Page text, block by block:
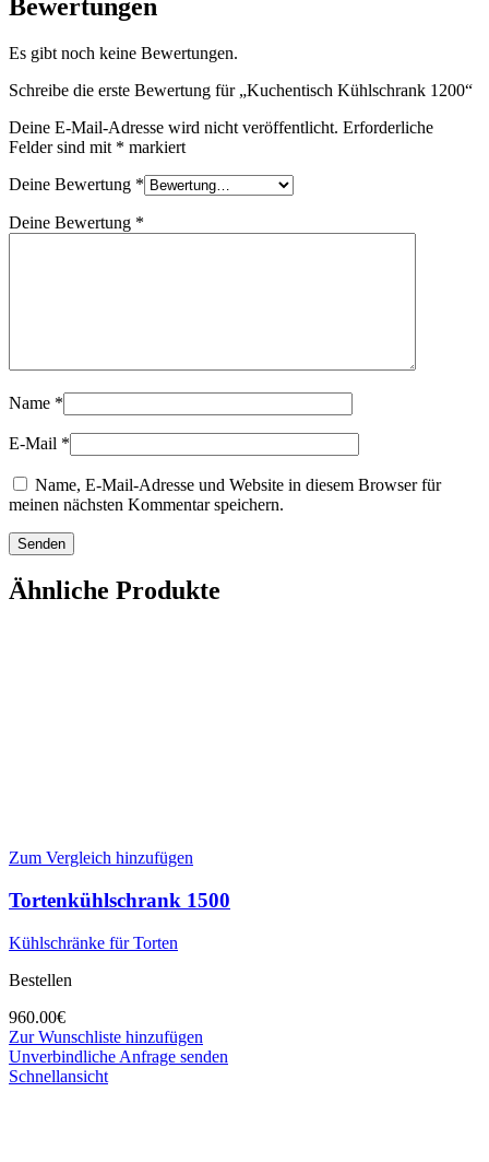
Bewertungen
Es gibt noch keine Bewertungen.
Schreibe die erste Bewertung für „Kuchentisch Kühlschrank 1200“
Deine E-Mail-Adresse wird nicht veröffentlicht. Erforderliche
Felder sind mit * markiert
Deine Bewertung *
Deine Bewertung *
Name *
E-Mail *
Name, E-Mail-Adresse und Website in diesem Browser für
meinen nächsten Kommentar speichern.
Ähnliche Produkte
Zum Vergleich hinzufügen
Tortenkühlschrank 1500
Kühlschränke für Torten
Bestellen
960.00€
Zur Wunschliste hinzufügen
Unverbindliche Anfrage senden
Schnellansicht